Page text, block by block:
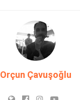
Orçun Çavuşoğlu